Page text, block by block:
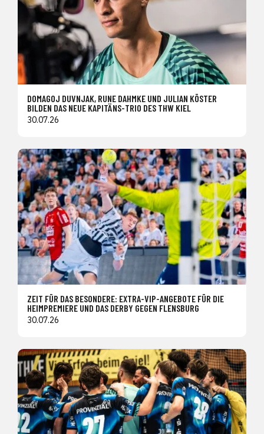
DOMAGOJ DUVNJAK, RUNE DAHMKE UND JULIAN KÖSTER
BILDEN DAS NEUE KAPITÄNS-TRIO DES THW KIEL
30.07.26
ZEIT FÜR DAS BESONDERE: EXTRA-VIP-ANGEBOTE FÜR DIE
HEIMPREMIERE UND DAS DERBY GEGEN FLENSBURG
30.07.26